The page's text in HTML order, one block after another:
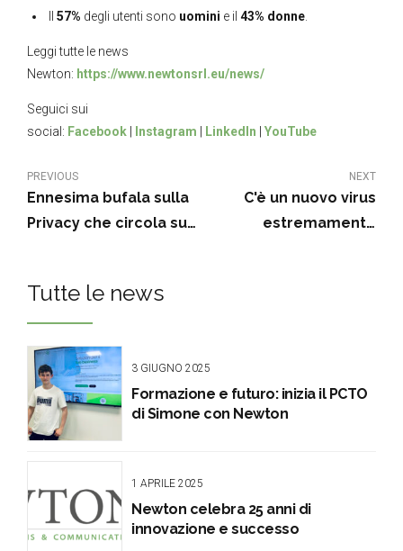
57% degli utenti sono uomini e il 43% donne
Leggi tutte le news
Newton: https://www.newtonsrl.eu/news/
Seguici sui
social: Facebook Instagram LinkedIn YouTube
PREVIOUS
Ennesima bufala sulla
Privacy che circola su
NEXT
C'è un nuovo virus
estremamente
Tutte le news
3 GIUGNO 2025
Formazione e futuro: inizia il PCTO
di Simone con Newton
1 APRILE 2025
Newton celebra 25 anni di
innovazione e successo